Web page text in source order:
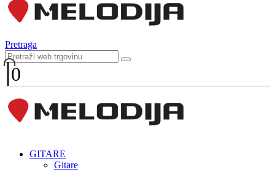
Pretraga
0
GITARE
Gitare